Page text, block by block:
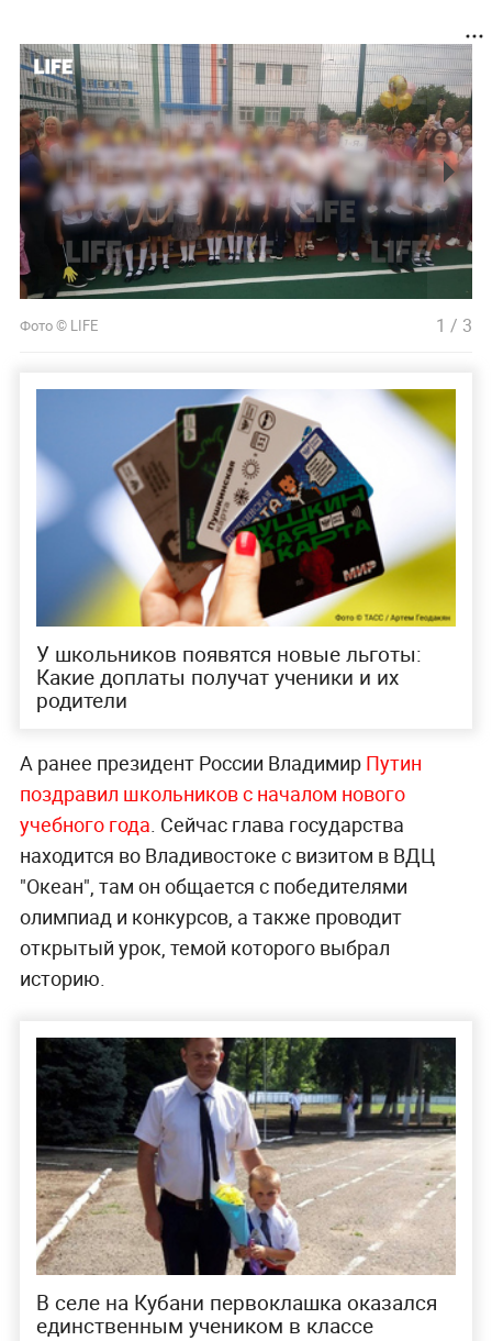
Фото © LIFE 1 / 3
У школьников появятся новые льготы:
Какие доплаты получат ученики и их
родители
А ранее президент России Владимир Путин
поздравил школьников с началом нового
учебного года. Сейчас глава государства
находится во Владивостоке с визитом в ВДЦ
"Океан", там он общается с победителями
олимпиад и конкурсов, а также проводит
открытый урок, темой которого выбрал
историю.
В селе на Кубани первоклашка оказался
единственным учеником в классе